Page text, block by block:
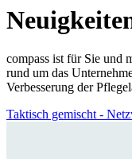
compass ist für Sie und
rund um das
Verbesserung der
Taktisch gemischt -